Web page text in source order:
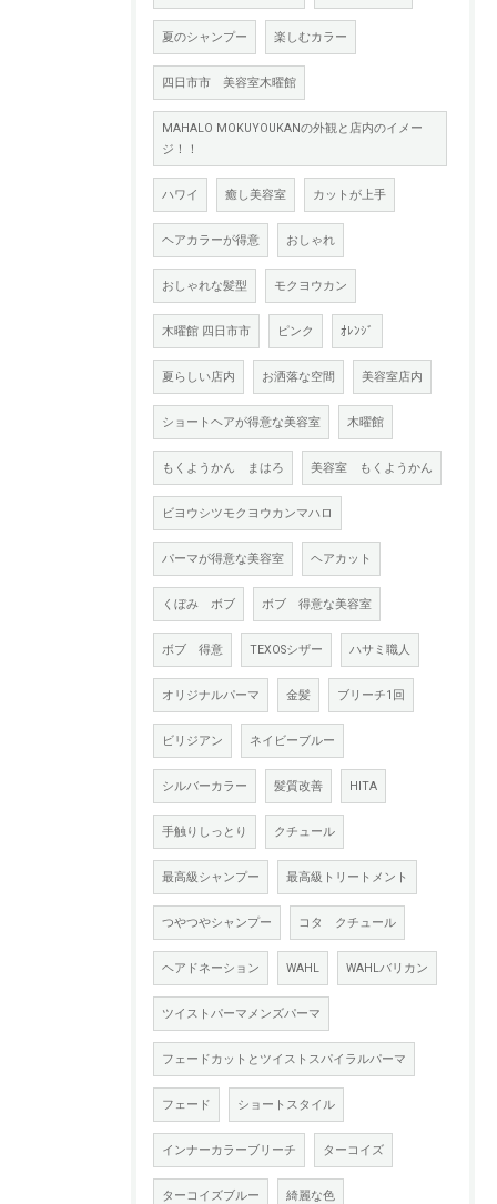
夏のシャンプー 楽しむカラー
四日市市 美容室木曜館
MAHALO MOKUYOUKANの外観と店内のイメー
ジ！！
ハワイ 癒し美容室 カットが上手
ヘアカラーが得意 おしゃれ
おしゃれな髪型 モクヨウカン
木曜館 四日市市 ピンク ｵﾚﾝｼﾞ
夏らしい店内 お洒落な空間 美容室店内
ショートヘアが得意な美容室 木曜館
もくようかん まはろ 美容室 もくようかん
ビヨウシツモクヨウカンマハロ
パーマが得意な美容室 ヘアカット
くぼみ ボブ ボブ 得意な美容室
ボブ 得意 TEXOSシザー ハサミ職人
オリジナルパーマ 金髪 ブリーチ1回
ビリジアン ネイビーブルー
シルバーカラー 髪質改善 HITA
手触りしっとり クチュール
最高級シャンプー 最高級トリートメント
つやつやシャンプー コタ クチュール
ヘアドネーション WAHL WAHLバリカン
ツイストパーマメンズパーマ
フェードカットとツイストスパイラルパーマ
フェード ショートスタイル
インナーカラーブリーチ ターコイズ
ターコイズブルー 綺麗な色